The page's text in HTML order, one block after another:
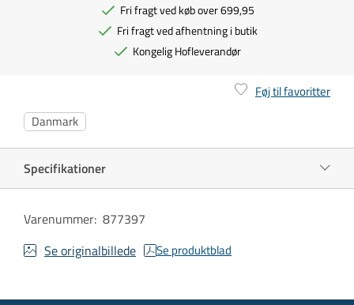
Fri fragt ved køb over 699,95
Fri fragt ved afhentning i butik
Kongelig Hofleverandør
Føj til favoritter
Danmark
Specifikationer
Varenummer: 877397
Se originalbillede
Se produktblad